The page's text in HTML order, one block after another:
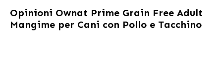
Opinioni Ownat Prime Grain Free Adult
Mangime per Cani con Pollo e Tacchino